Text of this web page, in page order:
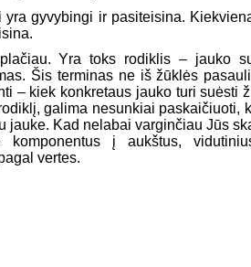
gyvybingi ir pasiteisina.
Yra toks rodiklis – jauko
Šis terminas ne iš žūklės
– kiek konkretaus jauko turi suėsti
galima nesunkiai paskaičiuoti,
jauke. Kad nelabai varginčiau Jūs
komponentus į aukštus,
vertes.